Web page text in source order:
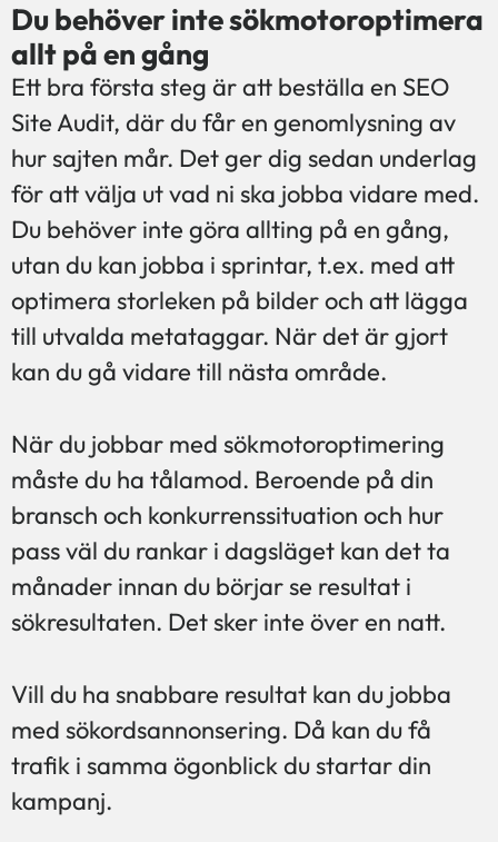
Du behöver inte sökmotoroptimera
allt på en gång
Ett bra första steg är att beställa en SEO
Site Audit, där du får en genomlysning av
hur sajten mår. Det ger dig sedan underlag
för att välja ut vad ni ska jobba vidare med.
Du behöver inte göra allting på en gång,
utan du kan jobba i sprintar, t.ex. med att
optimera storleken på bilder och att lägga
till utvalda metataggar. När det är gjort
kan du gå vidare till nästa område.
När du jobbar med sökmotoroptimering
måste du ha tålamod. Beroende på din
bransch och konkurrenssituation och hur
pass väl du rankar i dagsläget kan det ta
månader innan du börjar se resultat i
sökresultaten. Det sker inte över en natt.
Vill du ha snabbare resultat kan du jobba
med sökordsannonsering. Då kan du få
trafik i samma ögonblick du startar din
kampanj.